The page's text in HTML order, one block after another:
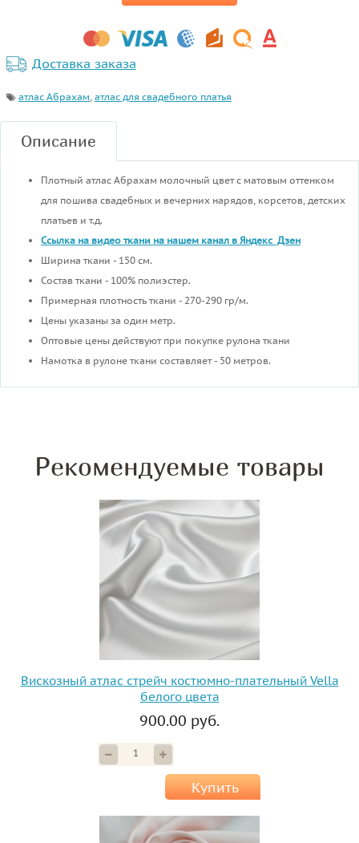
Доставка заказа
атлас Абрахам, атлас для свадебного платья
Описание
Плотный атлас Абрахам молочный цвет с матовым оттенком
для пошива свадебных и вечерних нарядов, корсетов, детских
платьев и т.д.
Ссылка на видео ткани на нашем канал в Яндекс Дзен
Ширина ткани - 150 см.
Состав ткани - 100% полиэстер.
Примерная плотность ткани - 270-290 гр/м.
Цены указаны за один метр.
Оптовые цены действуют при покупке рулона ткани
Намотка в рулоне ткани составляет - 50 метров.
Рекомендуемые товары
Вискозный атлас стрейч костюмно-плательный Vella
белого цвета
900.00 руб.
Купить